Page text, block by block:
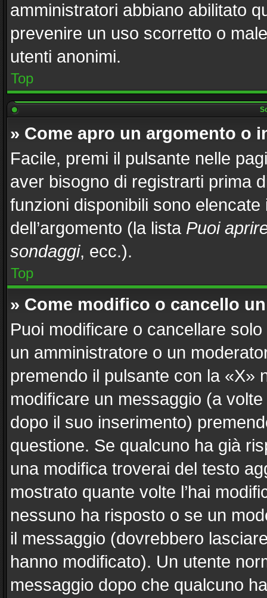
amministratori abbiano abilitato
prevenire un uso scorretto o
utenti anonimi.
Top
» Come apro un argomento o
Facile, premi il pulsante nelle
aver bisogno di registrarti prima
funzioni disponibili sono
dell’argomento (la lista Puoi
sondaggi, ecc.).
Top
» Come modifico o cancello
Puoi modificare o cancellare
un amministratore o un
premendo il pulsante con la «X»
modificare un messaggio (a
dopo il suo inserimento)
questione. Se qualcuno ha già
una modifica troverai del testo
mostrato quante volte l’hai
nessuno ha risposto o se un
il messaggio (dovrebbero
hanno modificato). Un utente
messaggio dopo che qualcuno